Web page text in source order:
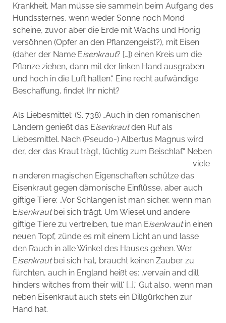
Krankheit. Man müsse sie sammeln beim Aufgang des
Hundssternes, wenn weder Sonne noch Mond
scheine, zuvor aber die Erde mit Wachs und Honig
versöhnen (Opfer an den Pflanzengeist?), mit Eisen
(daher der Name Eisenkraut? […]) einen Kreis um die
Pflanze ziehen, dann mit der linken Hand ausgraben
und hoch in die Luft halten.“ Eine recht aufwändige
Beschaffung, findet Ihr nicht?
Als Liebesmittel: (S. 738) „Auch in den romanischen
Ländern genießt das Eisenkrautden Ruf als
Liebesmittel. Nach (Pseudo-) Albertus Magnus wird
der, der das Kraut trägt, tüchtig zum Beischlaf.“ Neben
viele
n anderen magischen Eigenschaften schütze das
Eisenkraut gegen dämonische Einflüsse, aber auch
giftige Tiere: „Vor Schlangen ist man sicher, wenn man
Eisenkrautbei sich trägt. Um Wiesel und andere
giftige Tiere zu vertreiben, tue man Eisenkrautin einen
neuen Topf, zünde es mit einem Licht an und lasse
den Rauch in alle Winkel des Hauses gehen. Wer
Eisenkrautbei sich hat, braucht keinen Zauber zu
fürchten, auch in England heißt es: ‚vervain and dill
hinders witches from their will‘ […].“ Gut also, wenn man
neben Eisenkraut auch stets ein Dillgürkchen zur
Hand hat.